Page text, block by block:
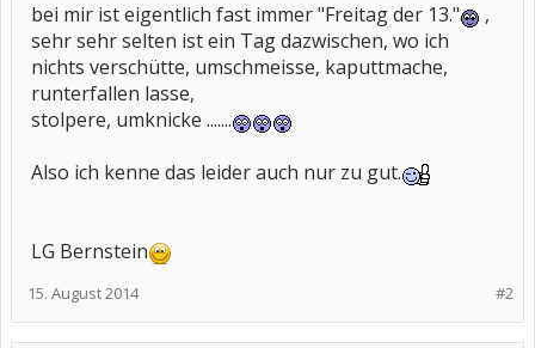
bei mir ist eigentlich fast immer "Freitag der 13."
,
sehr sehr selten ist ein Tag dazwischen, wo ich
nichts verschütte, umschmeisse, kaputtmache,
runterfallen lasse,
stolpere, umknicke .......
Also ich kenne das leider auch nur zu gut.
LG Bernstein
#2
15. August 2014